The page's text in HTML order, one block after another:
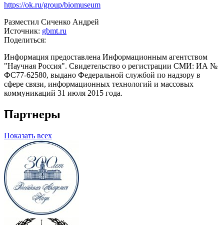
https://ok.ru/group/biomuseum
Разместил Сиченко Андрей
Источник: gbmt.ru
Поделиться:
Информация предоставлена Информационным агентством
"Научная Россия". Свидетельство о регистрации СМИ: ИА №
ФС77-62580, выдано Федеральной службой по надзору в
сфере связи, информационных технологий и массовых
коммуникаций 31 июля 2015 года.
Партнеры
Показать всех